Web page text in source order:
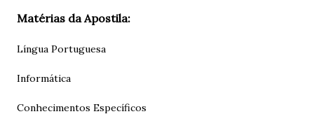
Matérias da Apostila:
Língua Portuguesa
Informática
Conhecimentos Específicos